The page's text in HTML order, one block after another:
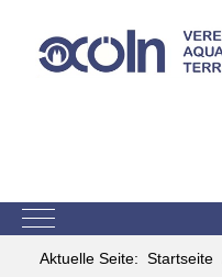
Mobile Menu Toggle
Aktuelle Seite: Startseite